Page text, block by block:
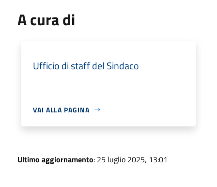
A cura di
Ufficio di staff del Sindaco
VAI ALLA PAGINA
Ultimo aggiornamento: 25 luglio 2025, 13:01